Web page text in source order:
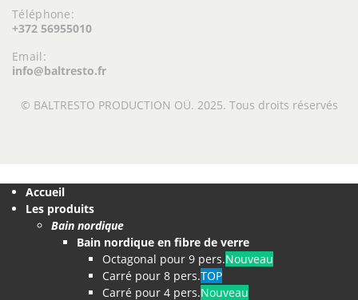
Téléphone:
+372 56955010
Email:
info@baltresto.fr
© BALTRESTO PRODUCTION OÜ. 2025. Tous droits réservés
Accueil
Les produits
Bain nordique
Bain nordique en fibre de verre
Octagonal pour 9 pers.Nouveau
Carré pour 8 pers.TOP
Carré pour 4 pers.Nouveau